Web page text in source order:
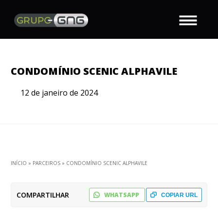
CONDOMÍNIO SCENIC ALPHAVILE
12 de janeiro de 2024
INÍCIO » PARCEIROS » CONDOMÍNIO SCENIC ALPHAVILE
COMPARTILHAR COPIAR URL
WHATSAPP